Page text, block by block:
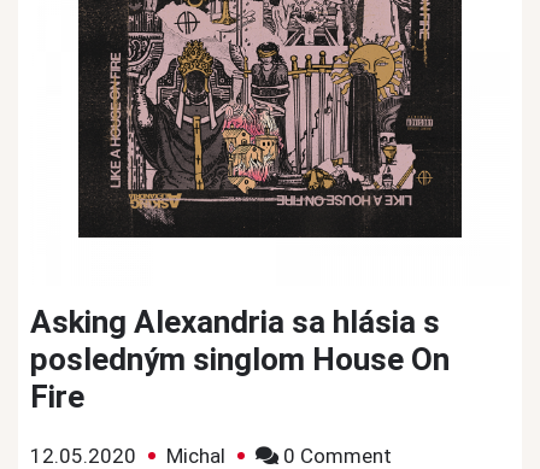
Asking Alexandria sa hlásia s
posledným singlom House On
Fire
12.05.2020 Michal 0 Comment